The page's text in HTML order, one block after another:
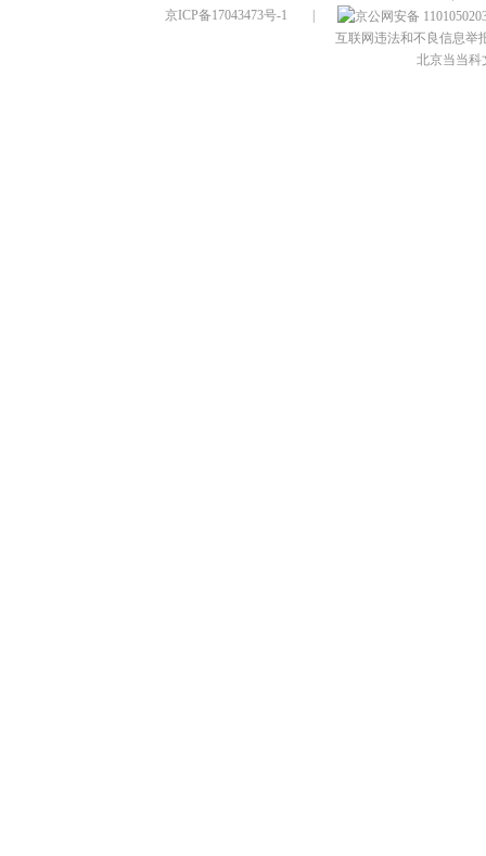
京ICP备17043473号-1
互联网违法和不良信息举
北京当当科